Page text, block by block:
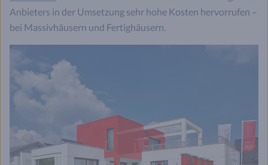
Anbieters in der Umsetzung sehr hohe Kosten hervorrufen –
bei Massivhäusern und Fertighäusern.